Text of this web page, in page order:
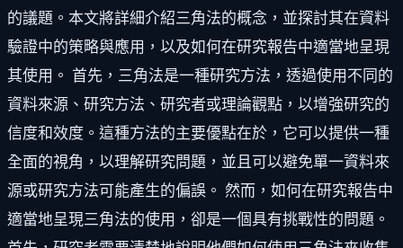
的議題。本文將詳細介紹三角法的概念，並探討其在資料
驗證中的策略與應用，以及如何在研究報告中適當地呈現
其使用。 首先，三角法是一種研究方法，透過使用不同的
資料來源、研究方法、研究者或理論觀點，以增強研究的
信度和效度。這種方法的主要優點在於，它可以提供一種
全面的視角，以理解研究問題，並且可以避免單一資料來
源或研究方法可能產生的偏誤。 然而，如何在研究報告中
適當地呈現三角法的使用，卻是一個具有挑戰性的問題。